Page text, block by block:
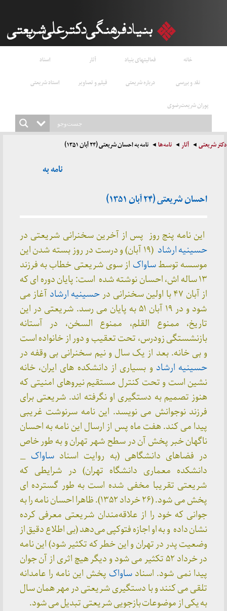
خانه فعالیتهای بنیاد آثار
اسناد
نقد و بررسی
درباره شریعتی فیلم و تصاویر
استاد شریعتی
پوران شریعت‌رضوی
دکتر شریعتی آثار نامه‌ها نامه به احسان شریعتی (۲۴ آبان ۱۳۵۱)
نامه به
احسان شریعتی (۲۴ آبان ۱۳۵۱)
‌‌‌ این نامه پنج روز پس از آخرین سخنرانی شریعتی در
حسینیه ارشاد
(۱۹ آبان) و درست در روز بسته شدن این
موسسه توسطساواک از سوی شریعتی خطاب به فرزند
۱۳ ساله اش، احسان نوشته شده است: پایان دوره ای که
از آبان ۴۷ با اولین سخنرانی در
حسینیه ارشاد آغاز می
شود و در ۱۹ آبان ۵۱ به پایان می رسد. شریعتی در این
تاریخ، ممنوع القلم، ممنوع السخن، در آستانه
بازنشستگی زودرس، تحت تعقیب و دور از خانواده است
و بی خانه. بعد از یک سال و نیم سخنرانی بی وقفه در
حسینیه ارشاد و بسیاری از دانشکده های ایران، خانه
نشین است و تحت کنترل مستقیم نیروهای امنیتی که
هنوز تصمیم به دستگیری او نگرفته اند. شریعتی برای
فرزند نوجوانش می نویسد. این نامه سرنوشت غریبی
پیدا می کند. هفت ماه پس از ارسال این نامه به احسان
ناگهان خبر پخش آن در سطح شهر تهران و به طور خاص
در فضاهای دانشگاهی (به روایت اسنادساواک _
دانشکده معماری دانشگاه تهران) در شرایطی که
شریعتی تقریبا مخفی شده است به طور گسترده ای
پخش می شود. (۲۶ خرداد ۱۳۵۲). ظاهرا احسان نامه را به
جوانی که خود را از علاقه‌مندان شریعتی معرفی کرده
نشان داده و به او اجازه فتوکپی می‌دهد (بی اطلاع دقیق از
وضعیت پدر در تهران و این خطر که تکثیر شود) این نامه
در خرداد ۵۲ تکثیر می شود و دیگر هیچ اثری از آن جوان
پیدا نمی شود. اسناد ساواک پخش این نامه را عامدانه
تلقی می کنند و با دستگیری شریعتی در مهر همان سال
به یکی از موضوعات بازجویی شریعتی تبدیل می شود.